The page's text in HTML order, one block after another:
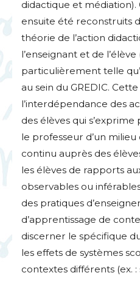
didactique et
ensuite été reconstruits
théorie de l’action
l’enseignant et de l’élève
particulièrement telle
au sein du GREDIC.
l’interdépendance des
des élèves qui
le professeur d’un milieu
continu auprès des
les élèves de rapports
observables ou
des pratiques
d’apprentissage de
discerner le spécifique
les effets de systèmes
contextes différents (ex. :